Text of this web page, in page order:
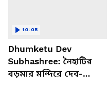
Dhumketu Dev
Subhashree: নৈহাটির
বড়মার মন্দিরে দেব-
10:05